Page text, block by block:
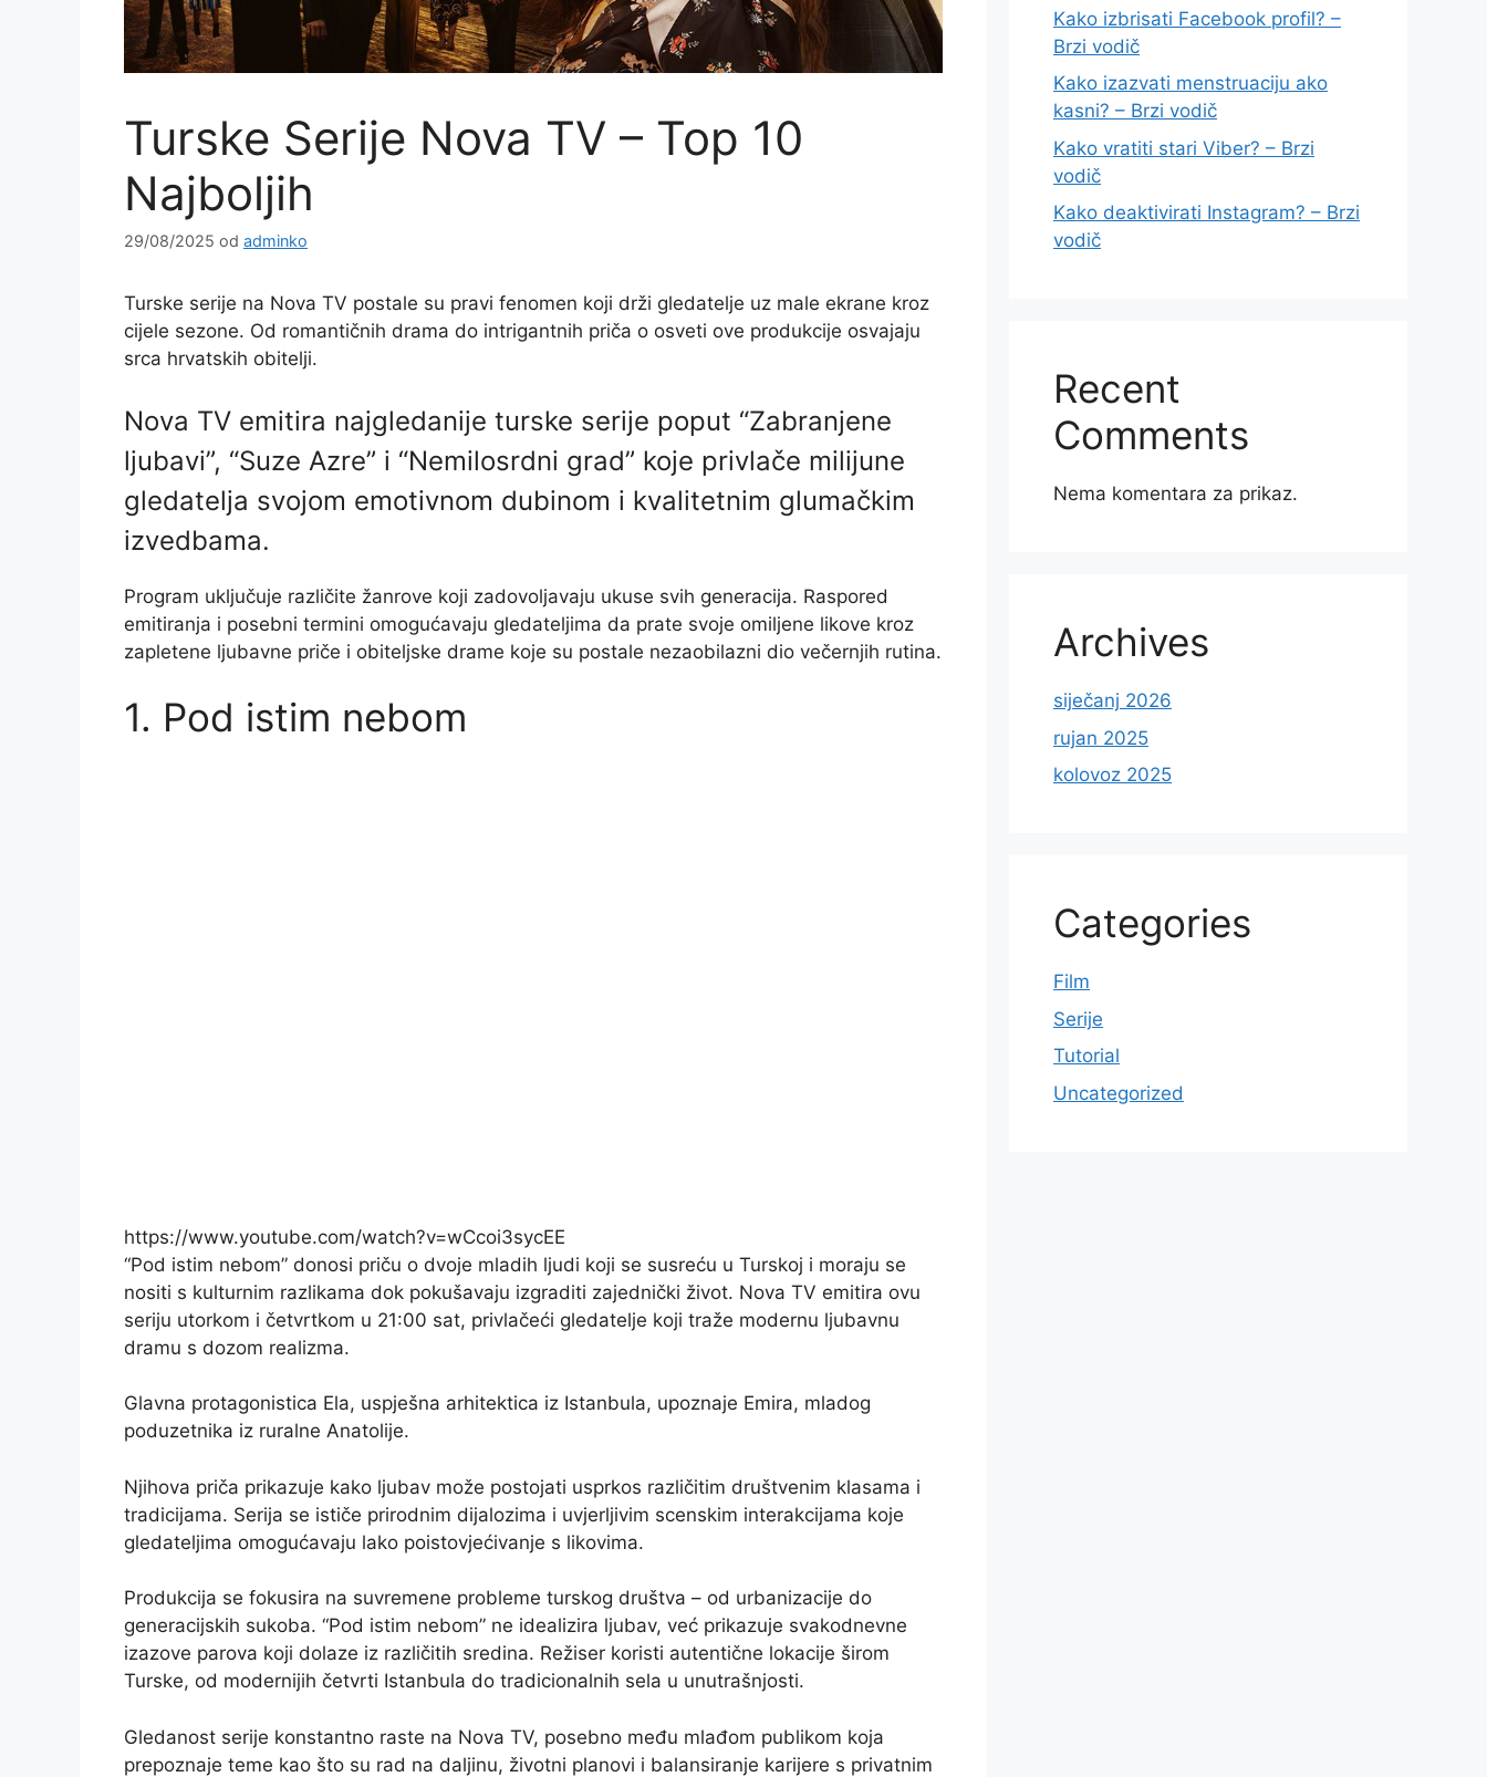
Turske Serije Nova TV – Top 10
Najboljih
29/08/2025 od adminko
Turske serije na Nova TV postale su pravi fenomen koji drži gledatelje uz male ekrane kroz
cijele sezone. Od romantičnih drama do intrigantnih priča o osveti ove produkcije osvajaju
srca hrvatskih obitelji.
Nova TV emitira najgledanije turske serije poput “Zabranjene
ljubavi”, “Suze Azre” i “Nemilosrdni grad” koje privlače milijune
gledatelja svojom emotivnom dubinom i kvalitetnim glumačkim
izvedbama.
Program uključuje različite žanrove koji zadovoljavaju ukuse svih generacija. Raspored
emitiranja i posebni termini omogućavaju gledateljima da prate svoje omiljene likove kroz
zapletene ljubavne priče i obiteljske drame koje su postale nezaobilazni dio večernjih rutina.
1. Pod istim nebom
https://www.youtube.com/watch?v=wCcoi3sycEE
“Pod istim nebom” donosi priču o dvoje mladih ljudi koji se susreću u Turskoj i moraju se
nositi s kulturnim razlikama dok pokušavaju izgraditi zajednički život. Nova TV emitira ovu
seriju utorkom i četvrtkom u 21:00 sat, privlačeći gledatelje koji traže modernu ljubavnu
dramu s dozom realizma.
Glavna protagonistica Ela, uspješna arhitektica iz Istanbula, upoznaje Emira, mladog
poduzetnika iz ruralne Anatolije.
Njihova priča prikazuje kako ljubav može postojati usprkos različitim društvenim klasama i
tradicijama. Serija se ističe prirodnim dijalozima i uvjerljivim scenskim interakcijama koje
gledateljima omogućavaju lako poistovjećivanje s likovima.
Produkcija se fokusira na suvremene probleme turskog društva – od urbanizacije do
generacijskih sukoba. “Pod istim nebom” ne idealizira ljubav, već prikazuje svakodnevne
izazove parova koji dolaze iz različitih sredina. Režiser koristi autentične lokacije širom
Turske, od modernijih četvrti Istanbula do tradicionalnih sela u unutrašnjosti.
Gledanost serije konstantno raste na Nova TV, posebno među mlađom publikom koja
prepoznaje teme kao što su rad na daljinu, životni planovi i balansiranje karijere s privatnim
Kako izbrisati Facebook profil? –
Brzi vodič
Kako izazvati menstruaciju ako
kasni? – Brzi vodič
Kako vratiti stari Viber? – Brzi
vodič
Kako deaktivirati Instagram? – Brzi
vodič
Recent
Comments
Nema komentara za prikaz.
Archives
siječanj 2026
rujan 2025
kolovoz 2025
Categories
Film
Serije
Tutorial
Uncategorized